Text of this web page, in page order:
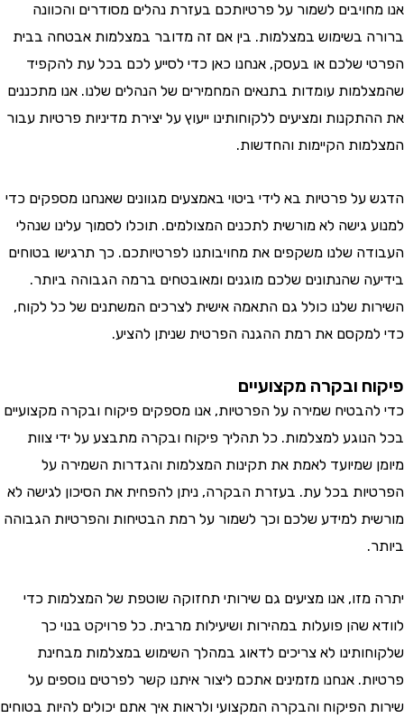
לשמור על פרטיותכם בעזרת נהלים מסודרים והכוונה
בשימוש במצלמות. בין אם זה מדובר במצלמות אבטחה בבית
שלכם או בעסק, אנחנו כאן כדי לסייע לכם בכל עת להקפיד
עומדות בתנאים המחמירים של הנהלים שלנו. אנו מתכננים
ומציעים ללקוחותינו ייעוץ על יצירת מדיניות פרטיות עבור
הקיימות והחדשות.
פרטיות בא לידי ביטוי באמצעים מגוונים שאנחנו מספקים כדי
גישה לא מורשית לתכנים המצולמים. תוכלו לסמוך עלינו שנהלי
שלנו משקפים את מחויבותנו לפרטיותכם. כך תרגישו בטוחים
שהנתונים שלכם מוגנים ומאובטחים ברמה הגבוהה ביותר.
שלנו כולל גם התאמה אישית לצרכים המשתנים של כל לקוח,
את רמת ההגנה הפרטית שניתן להציע.
ובקרה מקצועיים
שמירה על הפרטיות, אנו מספקים פיקוח ובקרה מקצועיים
למצלמות. כל תהליך פיקוח ובקרה מתבצע על ידי צוות
שמיועד לאמת את תקינות המצלמות והגדרות השמירה על
בכל עת. בעזרת הבקרה, ניתן להפחית את הסיכון לגישה לא
למידע שלכם וכך לשמור על רמת הבטיחות והפרטיות הגבוהה
אנו מציעים גם שירותי תחזוקה שוטפת של המצלמות כדי
שהן פועלות במהירות ושיעילות מרבית. כל פרויקט בנוי כך
לא צריכים לדאוג במהלך השימוש במצלמות מבחינת
אנחנו מזמינים אתכם ליצור איתנו קשר לפרטים נוספים על
הפיקוח והבקרה המקצועי ולראות איך אתם יכולים להיות בטוחים